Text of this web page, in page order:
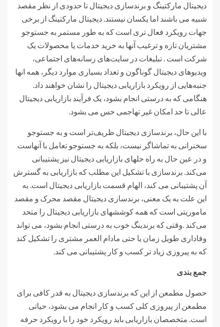
دیجیتال مارکتینگ و برندسازی دیجیتال تا حدودی از نظر مقصد
شبیه می باشند اما یکسان نیستند. دیجیتال مارکتینگ از برخی
جهات رویکرد فعال تری است که به طور مستمر به جستوجو
مشتریان تازه و ترغیب آنها به خرید خدمات یا محصولات یک
شرکت است . تبلیغات در سایت‌های رسانه‌های اجتماعی،
ویدیوهای دیجیتال گوناگون و تعداد بسیاری موارد دیگر، همه انها
جنبه‌هایی از رویکرد بازاریابی دیجیتال را نشان خواهند داد.
هنگامی که به درستی انجام بشود، یک فرآیند بازاریابی دیجیتال
عالی تا حد امکان غیر تهاجمی حس می بشود.
با این حال، برندسازی دیجیتال ظریف‌تر است و به جستوجو
سخنرانی به تماشاگر نیست، بلکه به جستوجو تعامل با آنهاست
و در عین حال به راه حلهای بازاریابی دیجیتال نیز پشتیبانی
می‌کند. برندسازی با تشکیل این مطلب که بازاریابی به گسترش
آن پشتیبانی می کند، الهام قسمت بازاریابی دیجیتال است. به
این علت به یک معنی، برندسازی دیجیتال مقصد محرک و مقصد
ماموریتی است که همه کوششهای بازاریابی دیجیتال را متحد
می‌کند .وقتی که برندینگ خوب به درستی انجام بشود، می تواند
وفاداری طویل زمان یا حتی مادام العمر مشتری را تشکیل کند
که به پیروزی زیاد تر کسب و کار پشتیبانی می کند.
جمع بندی
حصول مطمعن از این که برندسازی دیجیتال به قدر کافی برای
مطمعن از پیروزی کلی کسب و کار انجام می بشود، حیاتی
است. متخصصان بازاریابی باید رویکرد خود را با رویکرد حرفه